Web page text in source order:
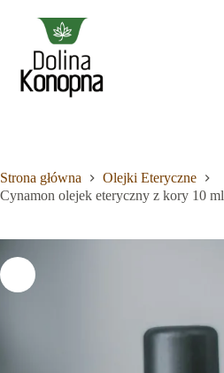
Brak
wyników
Strona
główna
Kontakt
Strona główna
Olejki Eteryczne
Cynamon olejek eteryczny z kory 10 ml